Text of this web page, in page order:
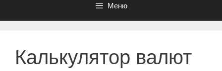
Меню
Калькулятор валют